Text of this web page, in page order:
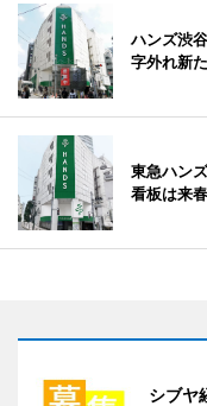
ハンズ渋
字外れ新
東急ハン
看板は来
シブヤ